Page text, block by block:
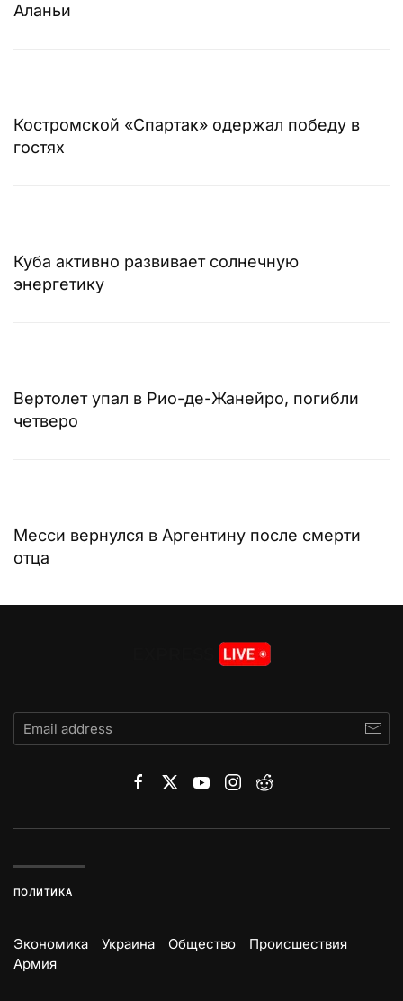
Аланьи
Костромской «Спартак» одержал победу в
гостях
Куба активно развивает солнечную
энергетику
Вертолет упал в Рио-де-Жанейро, погибли
четверо
Месси вернулся в Аргентину после смерти
отца
ПОЛИТИКА
Экономика Украина Общество
Происшествия
Армия